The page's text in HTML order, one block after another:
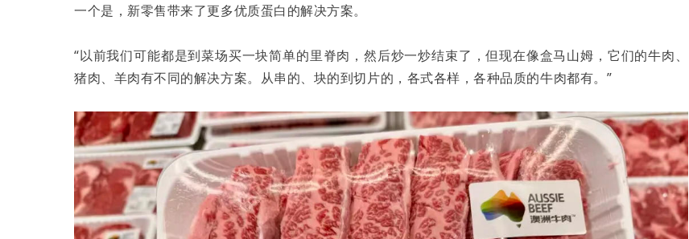
一个是，新零售带来了更多优质蛋白的解决方案。
“以前我们可能都是到菜场买一块简单的里脊肉，然后炒一炒结束了，但现在像盒马山姆，它们的牛肉、
猪肉、羊肉有不同的解决方案。从串的、块的到切片的，各式各样，各种品质的牛肉都有。”